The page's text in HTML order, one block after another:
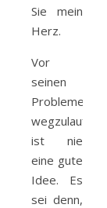
Sie mein
Herz.
Vor
seinen
Problemen
wegzulaufen,
ist nie
eine gute
Idee. Es
sei denn,